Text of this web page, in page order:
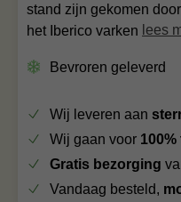
stand zijn gekomen
het Iberico varken lees
Bevroren geleverd
Wij leveren aan
Wij gaan voor
Gratis bezorging
Vandaag besteld,